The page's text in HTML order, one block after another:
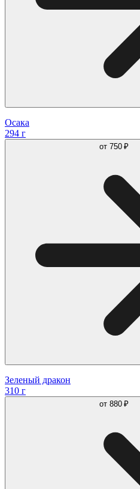
Осака
294 г
от 750 ₽
Зеленый дракон
310 г
от 880 ₽